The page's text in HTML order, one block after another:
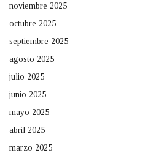
noviembre 2025
octubre 2025
septiembre 2025
agosto 2025
julio 2025
junio 2025
mayo 2025
abril 2025
marzo 2025